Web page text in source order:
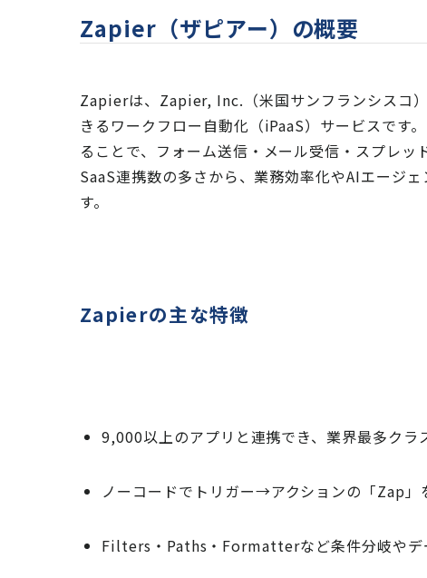
Zapier（ザピアー）の概要
Zapierは、Zapier, Inc.（米国サンフランシスコ
きるワークフロー自動化（iPaaS）サービスです
ることで、フォーム送信・メール受信・スプレ
SaaS連携数の多さから、業務効率化やAIエージ
す。
Zapierの主な特徴
9,000以上のアプリと連携でき、業界最多クラ
ノーコードでトリガー→アクションの「Zap
Filters・Paths・Formatterなど条件分岐やデ